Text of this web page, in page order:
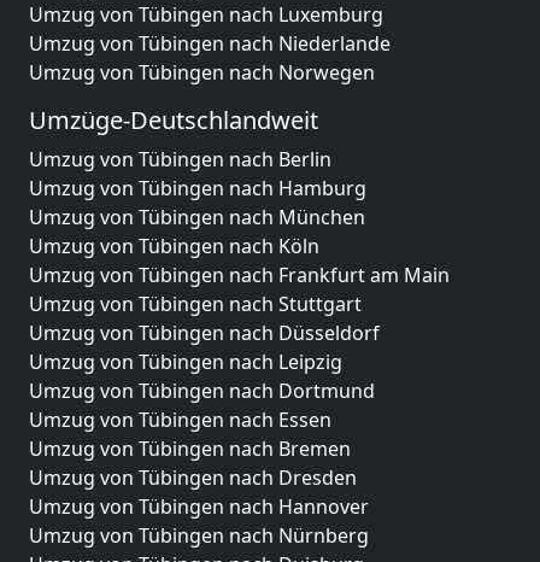
Umzug von Tübingen nach Luxemburg
Umzug von Tübingen nach Niederlande
Umzug von Tübingen nach Norwegen
Umzüge-Deutschlandweit
Umzug von Tübingen nach Berlin
Umzug von Tübingen nach Hamburg
Umzug von Tübingen nach München
Umzug von Tübingen nach Köln
Umzug von Tübingen nach Frankfurt am Main
Umzug von Tübingen nach Stuttgart
Umzug von Tübingen nach Düsseldorf
Umzug von Tübingen nach Leipzig
Umzug von Tübingen nach Dortmund
Umzug von Tübingen nach Essen
Umzug von Tübingen nach Bremen
Umzug von Tübingen nach Dresden
Umzug von Tübingen nach Hannover
Umzug von Tübingen nach Nürnberg